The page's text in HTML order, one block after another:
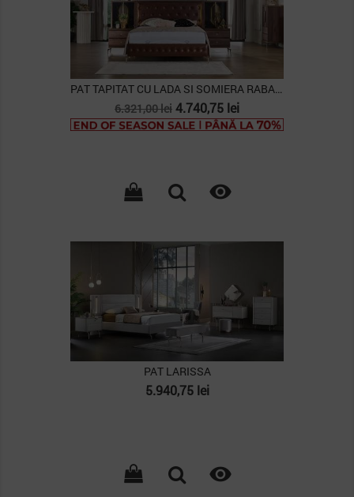
PAT TAPITAT CU LADA SI SOMIERA RABATABILA...
Pret
de
6.321,00 lei Pret
4.740,75 lei

PAT LARISSA
Pret
5.940,75 lei
